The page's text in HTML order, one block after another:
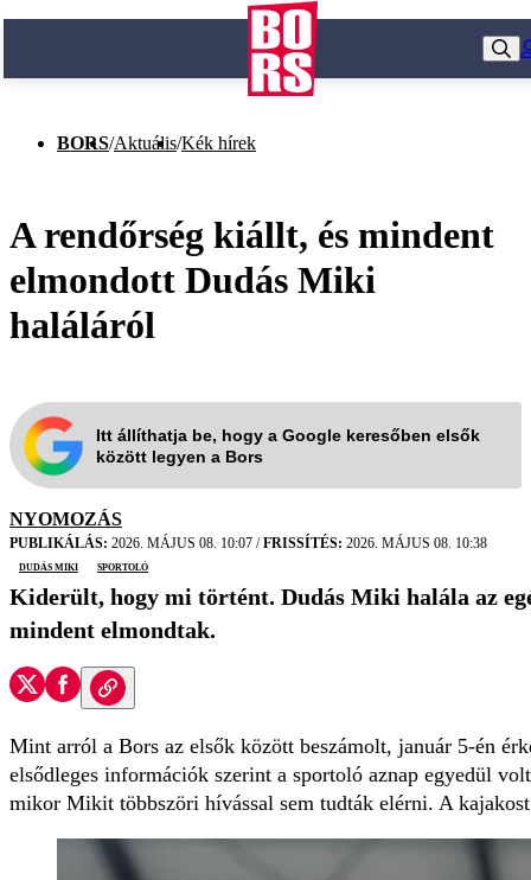
BORS/Aktuális/Kék hírek
A rendőrség kiállt, és mindent
elmondott Dudás Miki
haláláról
Itt állíthatja be, hogy a Google keresőben elsők
között legyen a Bors
NYOMOZÁS
PUBLIKÁLÁS: 2026. MÁJUS 08. 10:07 /FRISSÍTÉS: 2026. MÁJUS 08. 10:38
Dudás Miki
sportoló
Kiderült, hogy mi történt. Dudás Miki halála az
mindent elmondtak.
Mint arról a Bors az elsők között beszámolt, január 5-én
elsődleges információk szerint a sportoló aznap egyedül
mikor Mikit többszöri hívással sem tudták elérni. A